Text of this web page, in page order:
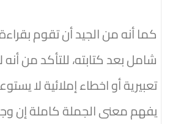
كما أنه من الجيد أن تقوم
شامل بعد كتابته، للتأكد من أنه
تعبيرية أو اخطاء إملائية لا
يفهم معنى الجملة كاملة إن